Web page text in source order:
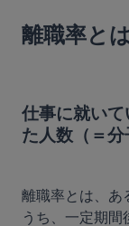
離職率とは
仕事に就い
た人数（＝
離職率とは、あ
うち、一定期